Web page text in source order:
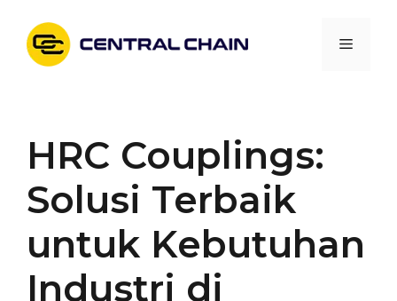
content
Menu
HRC Couplings:
Solusi Terbaik
untuk Kebutuhan
Industri di